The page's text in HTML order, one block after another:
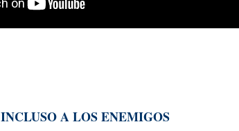
INCLUSO A LOS ENEMIGOS